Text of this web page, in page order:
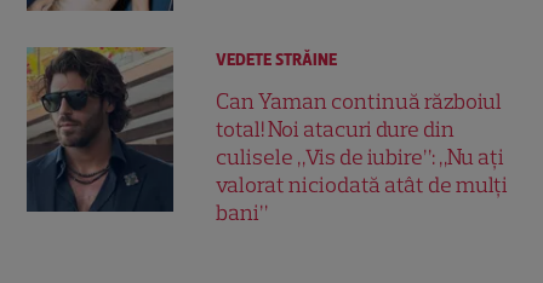
VEDETE STRĂINE
Can Yaman continuă războiul
total! Noi atacuri dure din
culisele „Vis de iubire”: „Nu ați
valorat niciodată atât de mulți
bani”